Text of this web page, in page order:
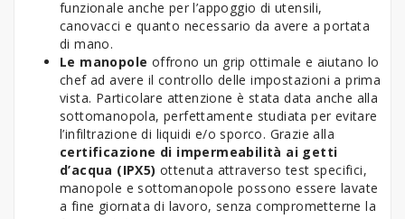
funzionale anche per l’appoggio di utensili,
canovacci e quanto necessario da avere a portata
di mano.
Le manopole offrono un grip ottimale e aiutano lo
chef ad avere il controllo delle impostazioni a prima
vista. Particolare attenzione è stata data anche alla
sottomanopola, perfettamente studiata per evitare
l’infiltrazione di liquidi e/o sporco. Grazie alla
certificazione di impermeabilità ai getti
d’acqua (IPX5) ottenuta attraverso test specifici,
manopole e sottomanopole possono essere lavate
a fine giornata di lavoro, senza comprometterne la